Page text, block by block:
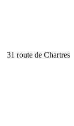
31 route de Chartres